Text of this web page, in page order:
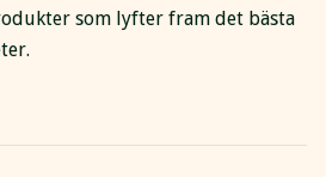
som lyfter fram det bästa